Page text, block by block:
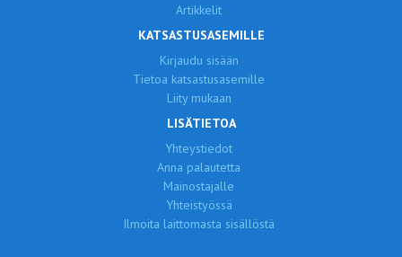
Artikkelit
KATSASTUSASEMILLE
Kirjaudu sisään
Tietoa katsastusasemille
Liity mukaan
LISÄTIETOA
Yhteystiedot
Anna palautetta
Mainostajalle
Yhteistyössä
Ilmoita laittomasta sisällöstä